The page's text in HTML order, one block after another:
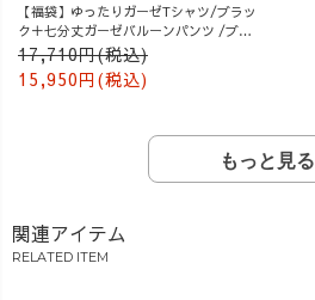
【福袋】ゆったりガーゼTシャツ/ブラッ
ク＋七分丈ガーゼバルーンパンツ /ブル
ー
17,710円(税込)
15,950円(税込)
もっと見る
関連アイテム
RELATED ITEM